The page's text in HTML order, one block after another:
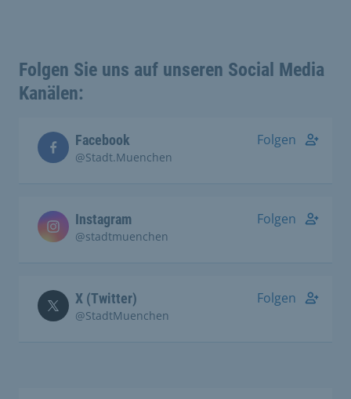
Folgen Sie uns auf unseren Social Media
Kanälen:
Facebook
@Stadt.Muenchen
Folgen
Instagram
@stadtmuenchen
Folgen
X (Twitter)
@StadtMuenchen
Folgen